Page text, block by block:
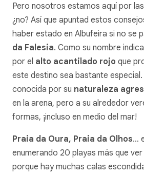
Pero nosotros estamos aquí por
¿no? Así que apuntad estos
haber estado en Albufeira si no se
da Falesia. Como su nombre
por el alto acantilado rojo que
este destino sea bastante especial.
conocida por su naturaleza
en la arena, pero a su alrededor
formas, ¡incluso en medio del mar!
Praia da Oura, Praia da Olhos…
enumerando 20 playas más que
porque hay muchas calas